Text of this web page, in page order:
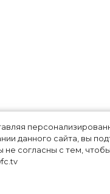
данного сайта, вы
согласны с тем,